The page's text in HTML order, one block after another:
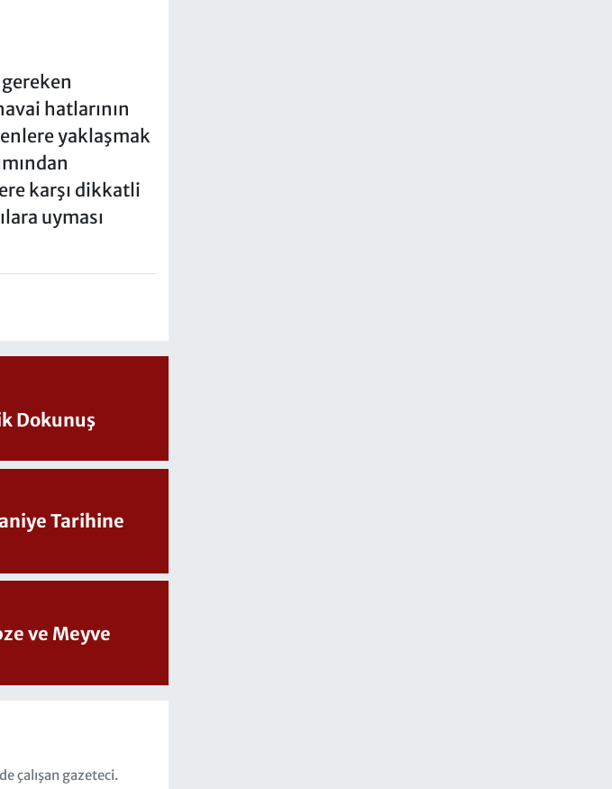
hatlarının
yaklaşmak
karşı dikkatli
uyması
Dokunuş
Tarihine
çalışan gazeteci.